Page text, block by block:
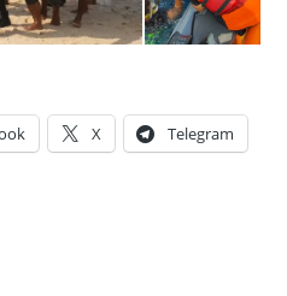
X Telegram